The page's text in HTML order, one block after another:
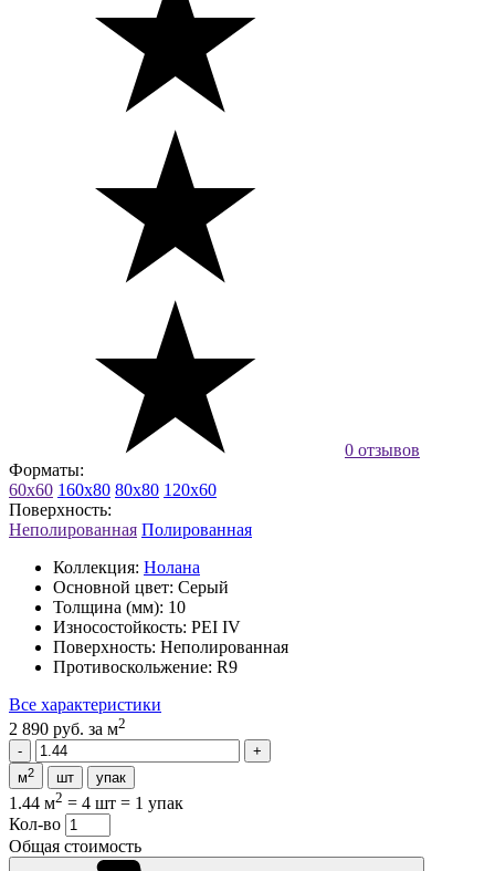
0 отзывов
Форматы:
60x60 160x80 80x80 120x60
Поверхность:
Неполированная Полированная
Коллекция: Нолана
Основной цвет: Серый
Толщина (мм): 10
Износостойкость: PEI IV
Поверхность: Неполированная
Противоскольжение: R9
Все характеристики
2 890 руб. за м2
м2 шт упак
1.44 м2 = 4 шт = 1 упак
Кол-во
Общая стоимость